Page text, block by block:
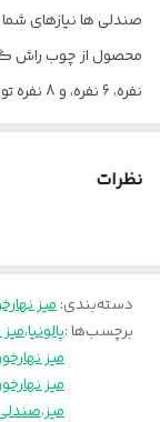
صندلی ها نیازهای
نفره، 6 نفره، و 8 نفره تولید می شود.
پالونیا برای خانه، برای
ارسال از تهران و
نظرات
دسته‌بندی:میز
برچسب‌ها :پالونیا،
میز نهارخوری
میز نهارخوری
میز،